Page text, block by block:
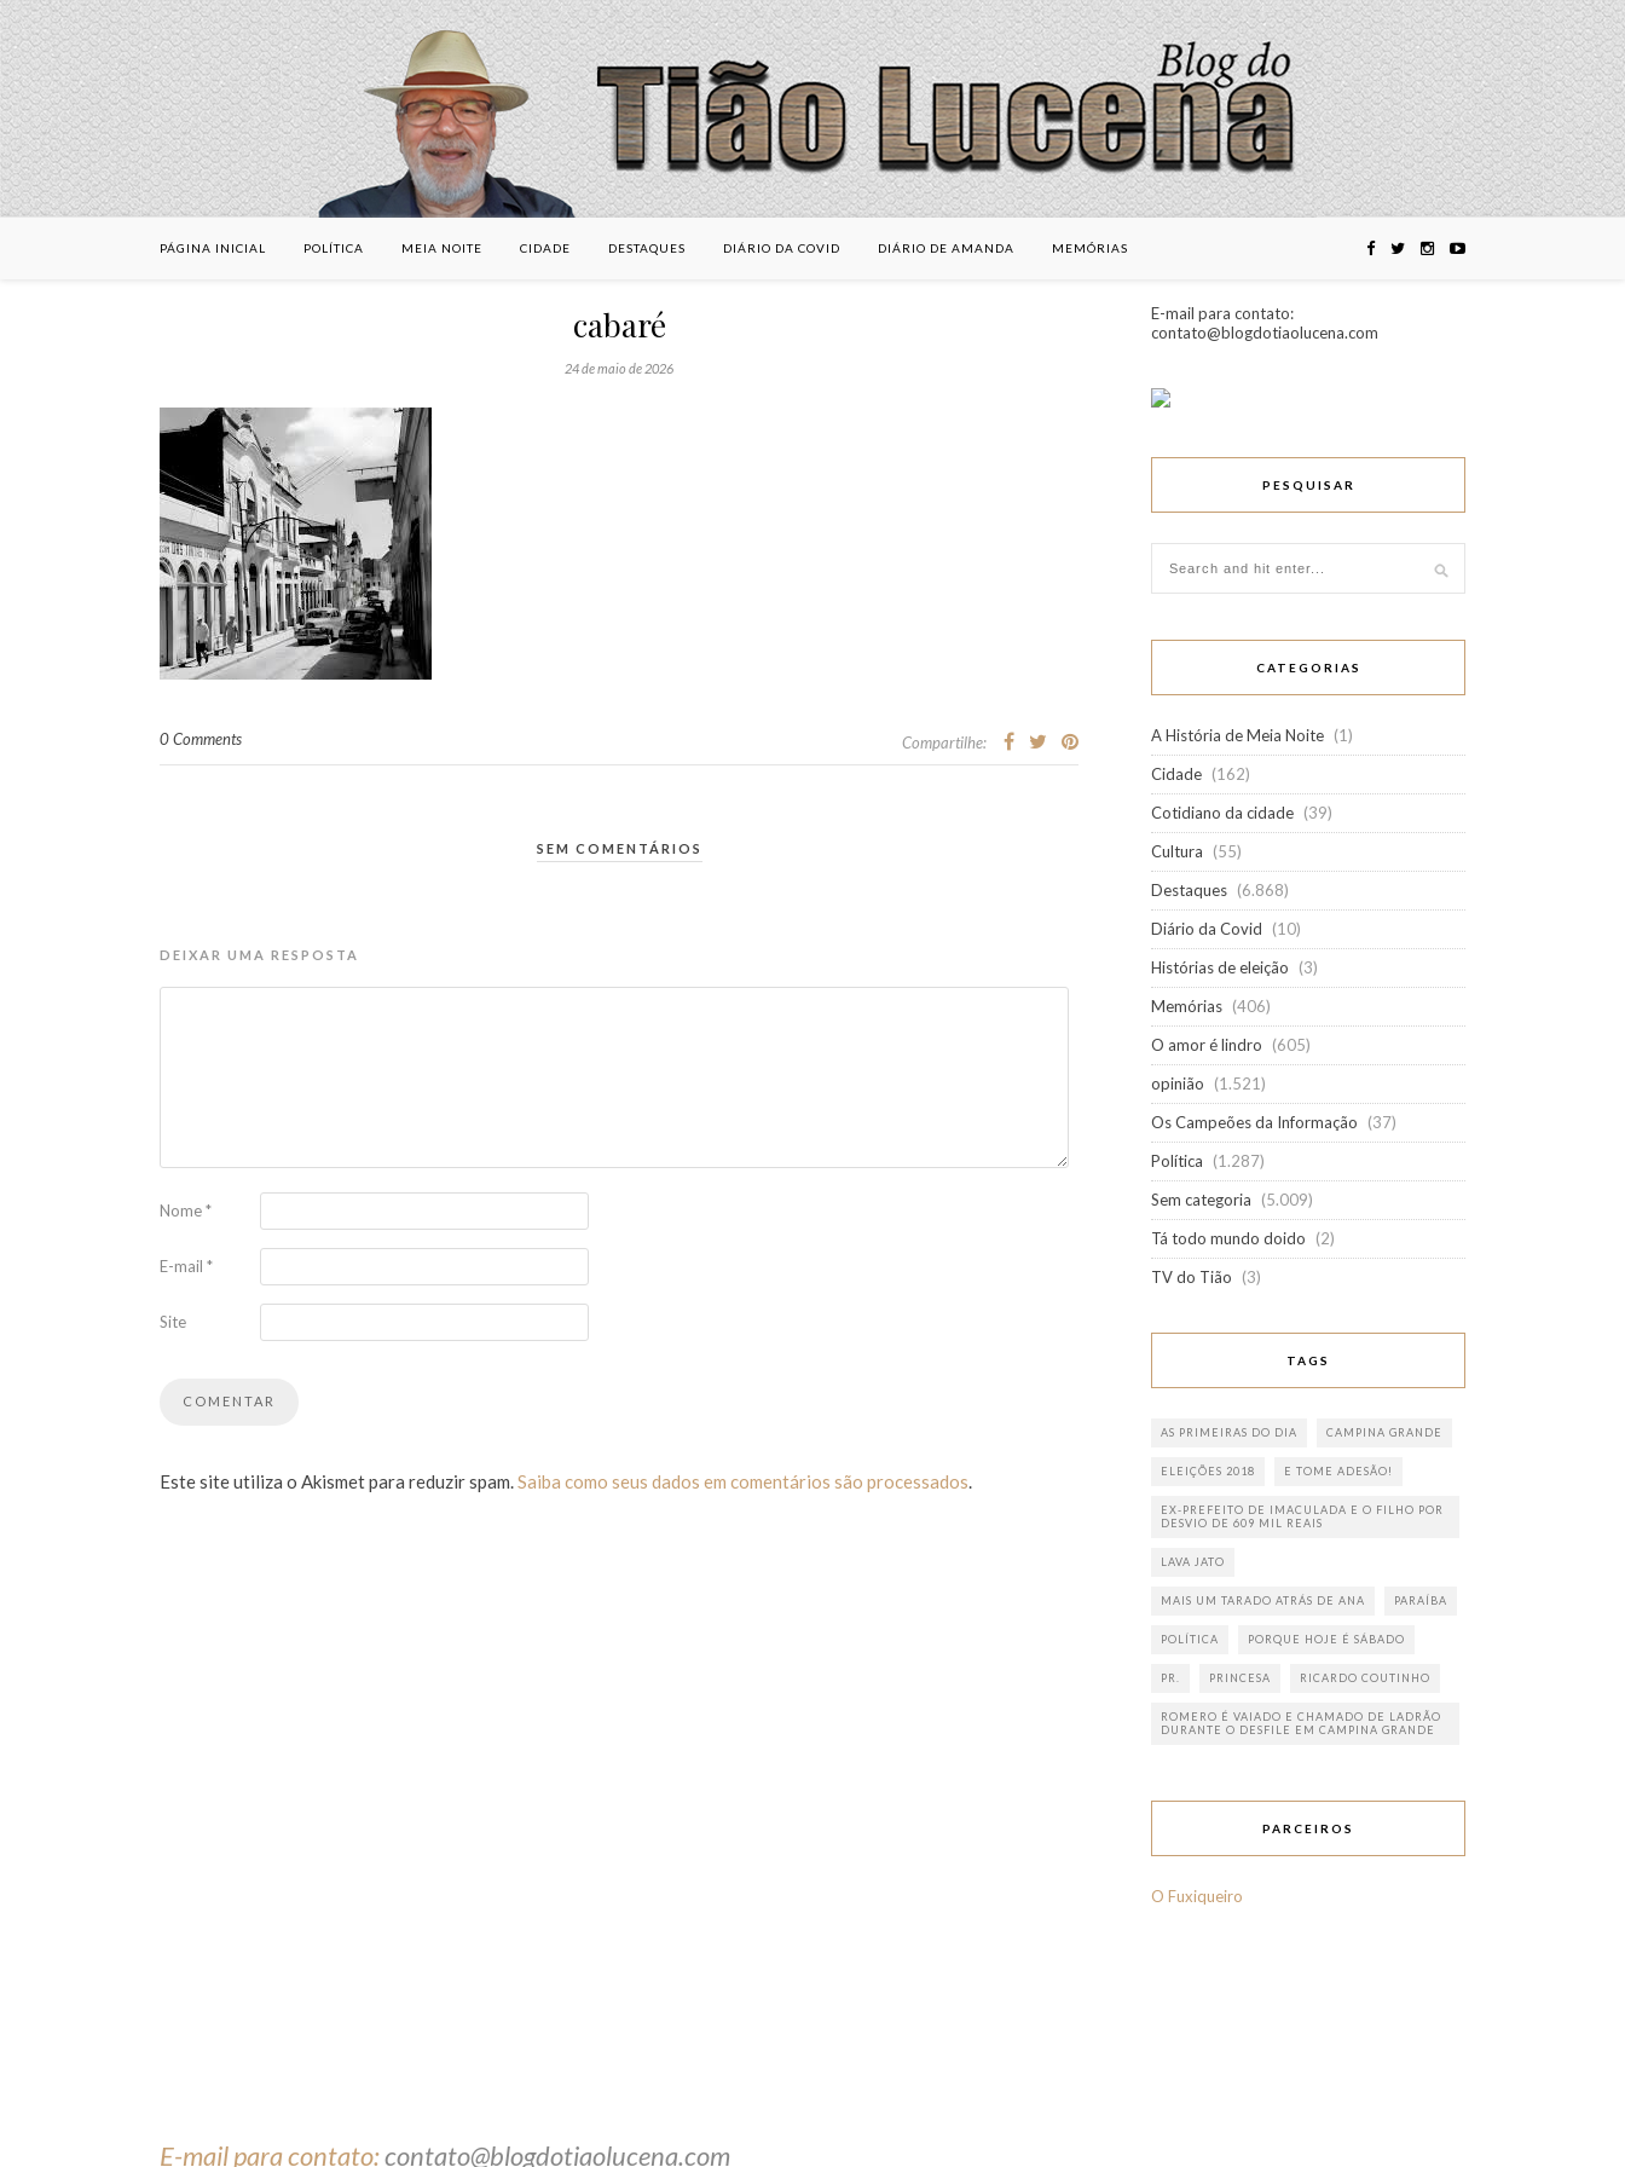
PÁGINA INICIAL POLÍTICA MEIA NOITE CIDADE DESTAQUES DIÁRIO DA COVID DIÁRIO DE AMANDA MEMÓRIAS
cabaré
24 de maio de 2026
0 Comments Compartilhe:
SEM COMENTÁRIOS
DEIXAR UMA RESPOSTA
Nome*
E-mail *
Site
Este site utiliza o Akismet para reduzir spam.Saiba como seus dados em comentários são processados.
E-mail para contato:
contato@blogdotiaolucena.com
PESQUISAR
CATEGORIAS
A História de Meia Noite (1)
Cidade (162)
Cotidiano da cidade (39)
Cultura
(55)
Destaques (6.868)
Diário da Covid
(10)
Histórias de eleição
(3)
Memórias (406)
O amor é lindro
(605)
opinião
(1.521)
Os Campeões da Informação
(37)
Política
(1.287)
Sem categoria
(5.009)
Tá todo mundo doido
(2)
TV do Tião
(3)
TAGS
AS PRIMEIRAS DO DIA CAMPINA GRANDE
ELEIÇÕES 2018 E TOME ADESÃO!
EX-PREFEITO DE IMACULADA E O FILHO POR
DESVIO DE 609 MIL REAIS
LAVA JATO
MAIS UM TARADO ATRÁS DE ANA PARAÍBA
POLÍTICA PORQUE HOJE É SÁBADO
PR. PRINCESA RICARDO COUTINHO
ROMERO É VAIADO E CHAMADO DE LADRÃO
DURANTE O DESFILE EM CAMPINA GRANDE
PARCEIROS
O Fuxiqueiro
E-mail para contato:contato@blogdotiaolucena.com